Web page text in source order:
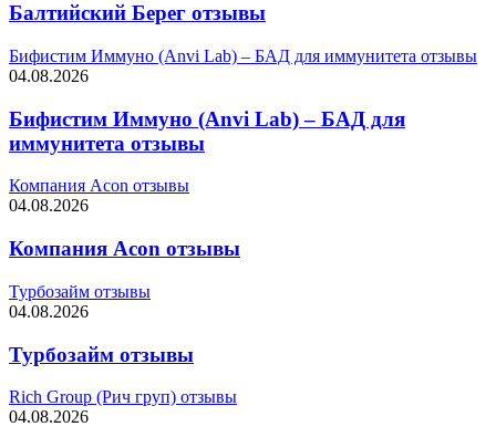
Балтийский Берег отзывы
Бифистим Иммуно (Anvi Lab) – БАД для иммунитета отзывы
04.08.2026
Бифистим Иммуно (Anvi Lab) – БАД для
иммунитета отзывы
Компания Acon отзывы
04.08.2026
Компания Acon отзывы
Турбозайм отзывы
04.08.2026
Турбозайм отзывы
Rich Group (Рич груп) отзывы
04.08.2026